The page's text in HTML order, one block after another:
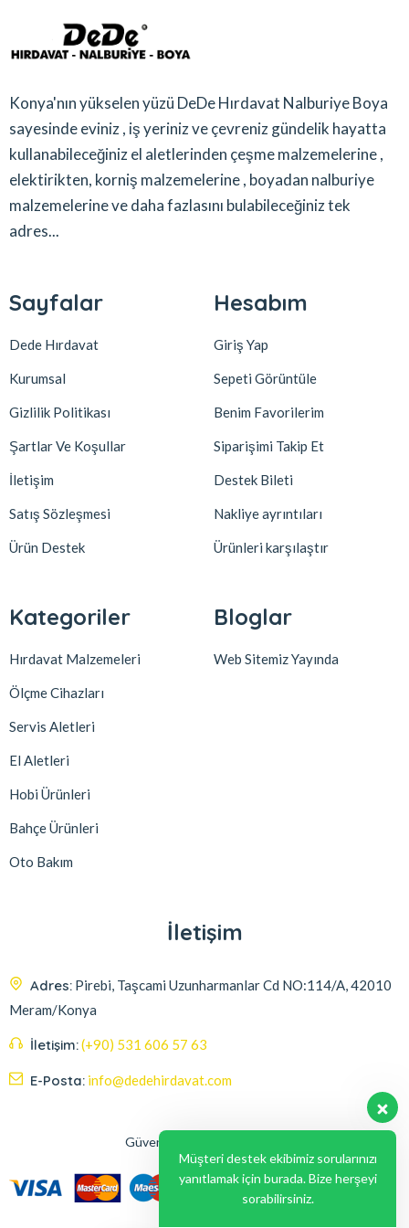
Konya'nın yükselen yüzü DeDe Hırdavat Nalburiye Boya
sayesinde eviniz , iş yeriniz ve çevreniz gündelik hayatta
kullanabileceğiniz el aletlerinden çeşme malzemelerine ,
elektirikten, korniş malzemelerine , boyadan nalburiye
malzemelerine ve daha fazlasını bulabileceğiniz tek
adres...
Sayfalar
Dede Hırdavat
Kurumsal
Gizlilik Politikası
Şartlar Ve Koşullar
İletişim
Satış Sözleşmesi
Ürün Destek
Hesabım
Giriş Yap
Sepeti Görüntüle
Benim Favorilerim
Siparişimi Takip Et
Destek Bileti
Nakliye ayrıntıları
Ürünleri karşılaştır
Kategoriler
Hırdavat Malzemeleri
Ölçme Cihazları
Servis Aletleri
El Aletleri
Hobi Ürünleri
Bahçe Ürünleri
Oto Bakım
Bloglar
Web Sitemiz Yayında
İletişim
Adres: Pirebi, Taşcami Uzunharmanlar Cd NO:114/A, 42010
Meram/Konya
İletişim:(+90) 531 606 57 63
E-Posta: info@dedehirdavat.com
Güvenli Ödeme Seçenekleri
Müşteri destek ekibimiz sorularınızı
yanıtlamak için burada. Bize herşeyi
sorabilirsiniz.